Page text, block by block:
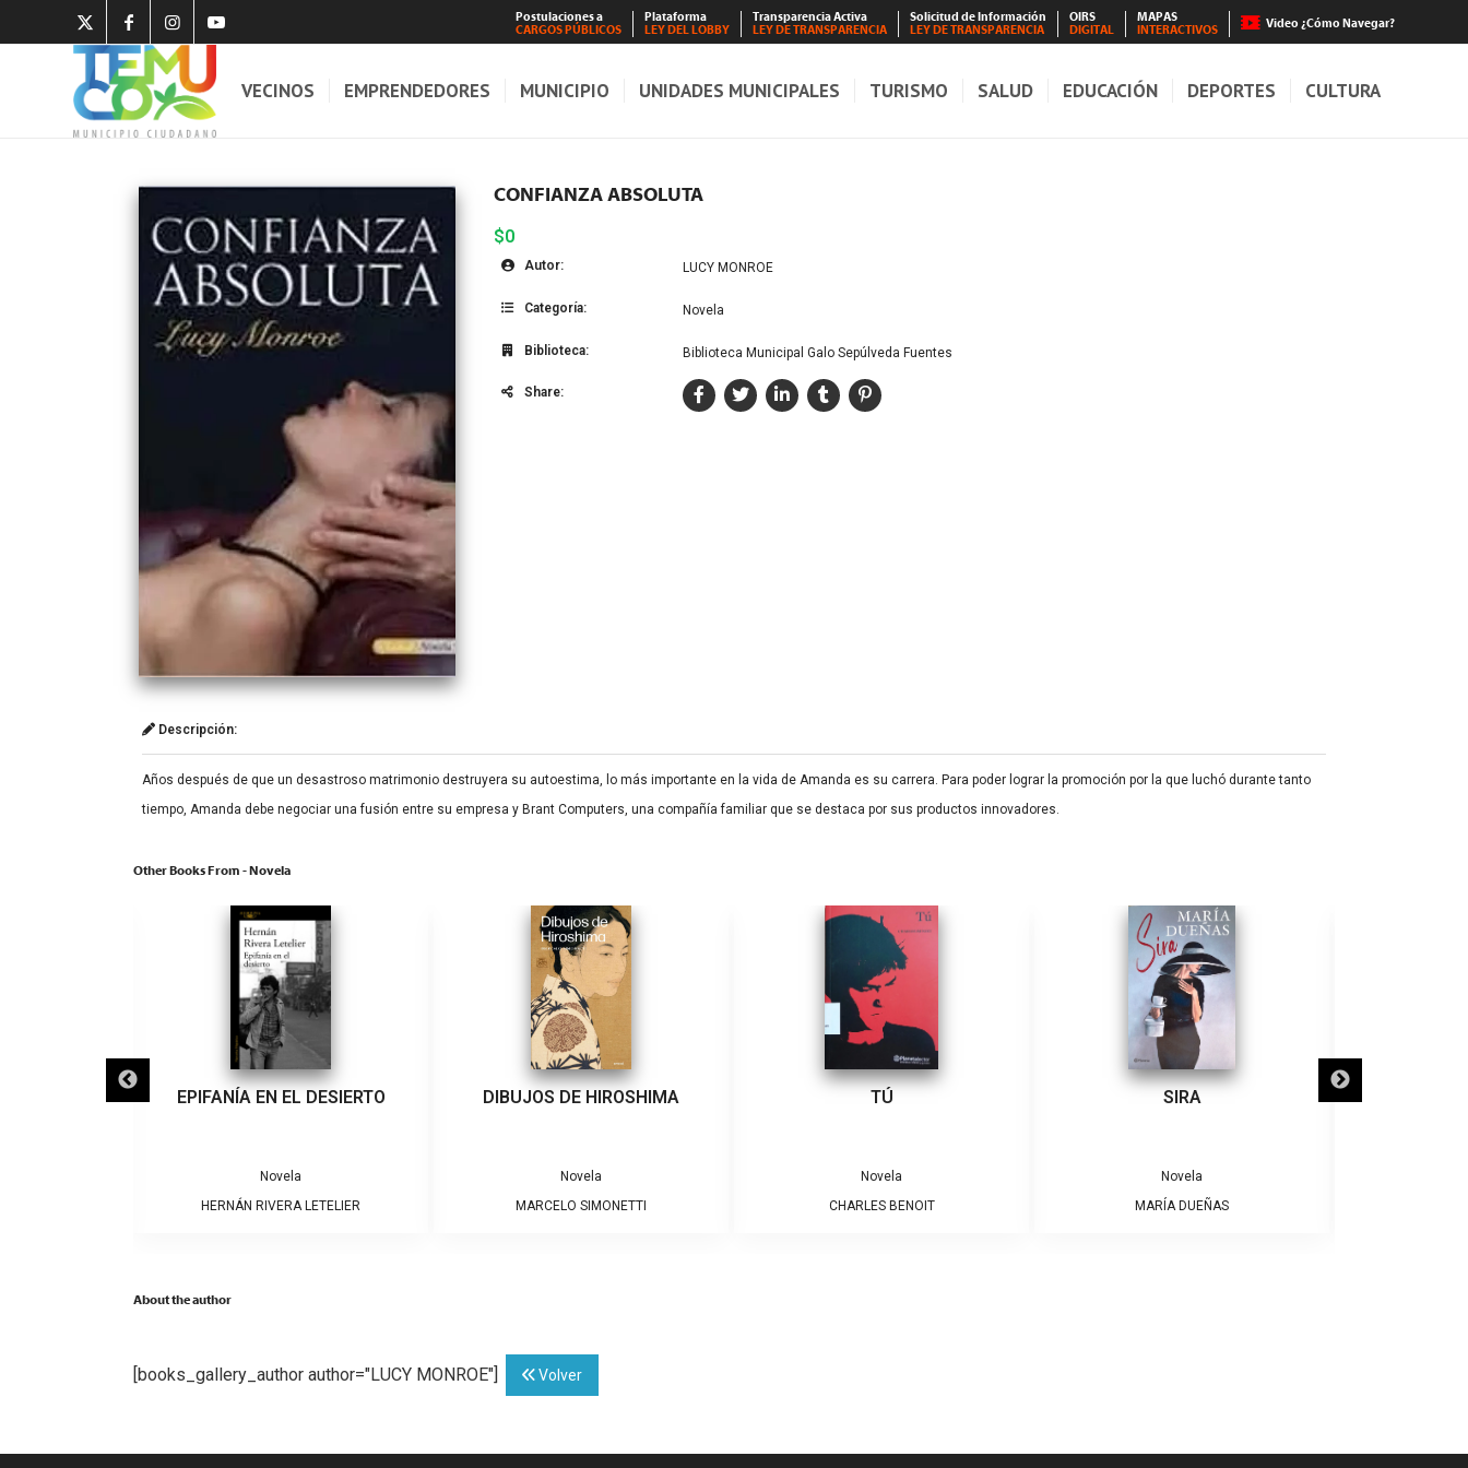
Postulaciones a
CARGOS PÚBLICOS
Plataforma
LEY DEL LOBBY
Transparencia Activa
LEY DE TRANSPARENCIA
Solicitud de Información
LEY DE TRANSPARENCIA
OIRS
DIGITAL
MAPAS
INTERACTIVOS
Video ¿Cómo Navegar?
VECINOS EMPRENDEDORES MUNICIPIO UNIDADES MUNICIPALES TURISMO SALUD EDUCACIÓN DEPORTES CULTURA
CONFIANZA ABSOLUTA
$0
Autor: LUCY MONROE
Categoría: Novela
Biblioteca: Biblioteca Municipal Galo Sepúlveda Fuentes
Share:
Descripción:
Años después de que un desastroso matrimonio destruyera su autoestima, lo más importante en la vida de Amanda es su carrera. Para poder lograr la promoción por la que luchó durante tanto
tiempo, Amanda debe negociar una fusión entre su empresa y Brant Computers, una compañía familiar que se destaca por sus productos innovadores.
Other Books From - Novela
EPIFANÍA EN EL DESIERTO
Novela
HERNÁN RIVERA LETELIER
DIBUJOS DE HIROSHIMA
Novela
MARCELO SIMONETTI
TÚ
Novela
CHARLES BENOIT
SIRA
Novela
MARÍA DUEÑAS
About the author
[books_gallery_author author="LUCY MONROE"] Volver